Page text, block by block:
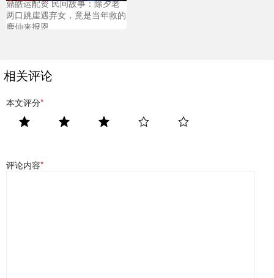
鼎皓运配资 民间故事：除夕老
两口跳崖遇弃女，竟是当年救的
鹿仙来报恩
相关评论
本文评分*
评论内容*